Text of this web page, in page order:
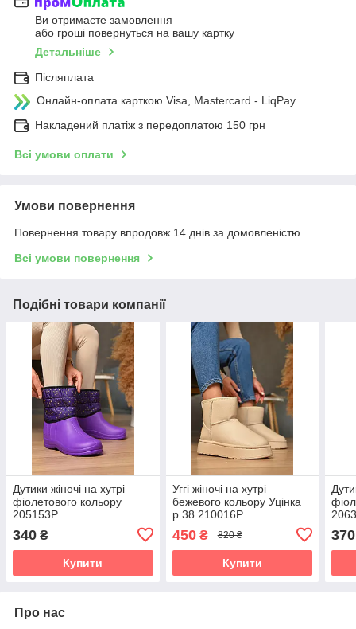
Ви отримаєте замовлення
або гроші повернуться на вашу картку
Детальніше
Післяплата
Онлайн-оплата карткою Visa, Mastercard - LiqPay
Накладений платіж з передоплатою 150 грн
Всі умови оплати
Умови повернення
Повернення товару впродовж 14 днів за домовленістю
Всі умови повернення
Подібні товари компанії
Дутики жіночі на хутрі
фіолетового кольору
205153P
340 ₴
Купити
Уггі жіночі на хутрі
бежевого кольору Уцінка
р.38 210016P
450₴ 820 ₴
Купити
370
Про нас